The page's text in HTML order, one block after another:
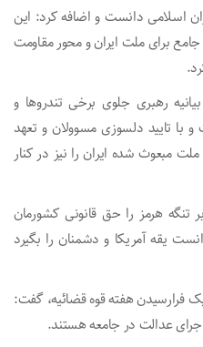
اسلامی دانست و اضافه کرد: این
جامع برای ملت ایران و محور مقاومت
رهبری جلوی برخی تندروها و
و با تایید دلسوزی مسوولان و تعهد
مبعوث شده ایران را نیز در کنار
هرمز را حق قانونی کشورمان
یقه آمریکا و دشمنان را بگیرد
فرارسیدن هفته قوه قضائیه، گفت:
عدالت در جامعه هستند.